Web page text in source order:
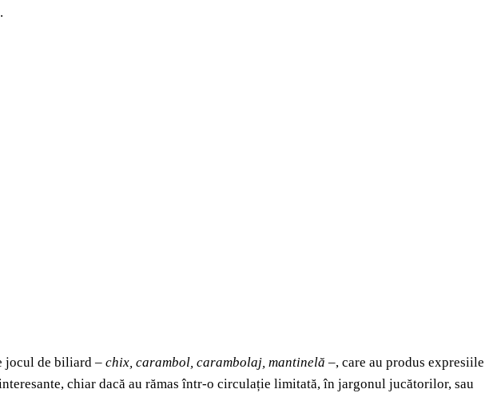
jocul de biliard – chix, carambol, carambolaj, mantinelă –, care au produs expresiile
chiar dacă au rămas într-o circulație limitată, în jargonul jucătorilor, sau